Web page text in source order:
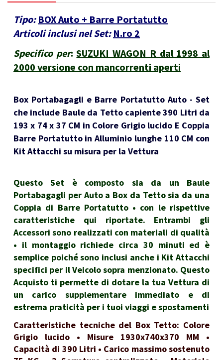
Tipo: BOX Auto + Barre Portatutto
Articoli inclusi nel Set: N.ro 2
Specifico per:SUZUKI WAGON R dal 1998 al
2000 versione con mancorrenti aperti
Box Portabagagli e Barre Portatutto Auto - Set
che include Baule da Tetto capiente 390 Litri da
193 x 74 x 37 CM in Colore Grigio lucido E Coppia
Barre Portatutto in Alluminio lunghe 110 CM con
Kit Attacchi su misura per la Vettura
Questo Set è composto sia da un Baule
Portabagagli per Auto a Box da Tetto sia da una
Coppia di Barre Portatutto • con le rispettive
caratteristiche qui riportate. Entrambi gli
Accessori sono realizzati con materiali di qualità
• il montaggio richiede circa 30 minuti ed è
semplice poiché sono inclusi anche i Kit Attacchi
specifici per il Veicolo sopra menzionato. Questo
Acquisto ti permette di dotare la tua Vettura di
un carico supplementare immediato e di
estrema praticità per i tuoi viaggi e spostamenti
Caratteristiche tecniche del Box Tetto: Colore
Grigio lucido • Misure 1930x740x370 MM •
Capacità di 390 Litri • Carico massimo sostenuto